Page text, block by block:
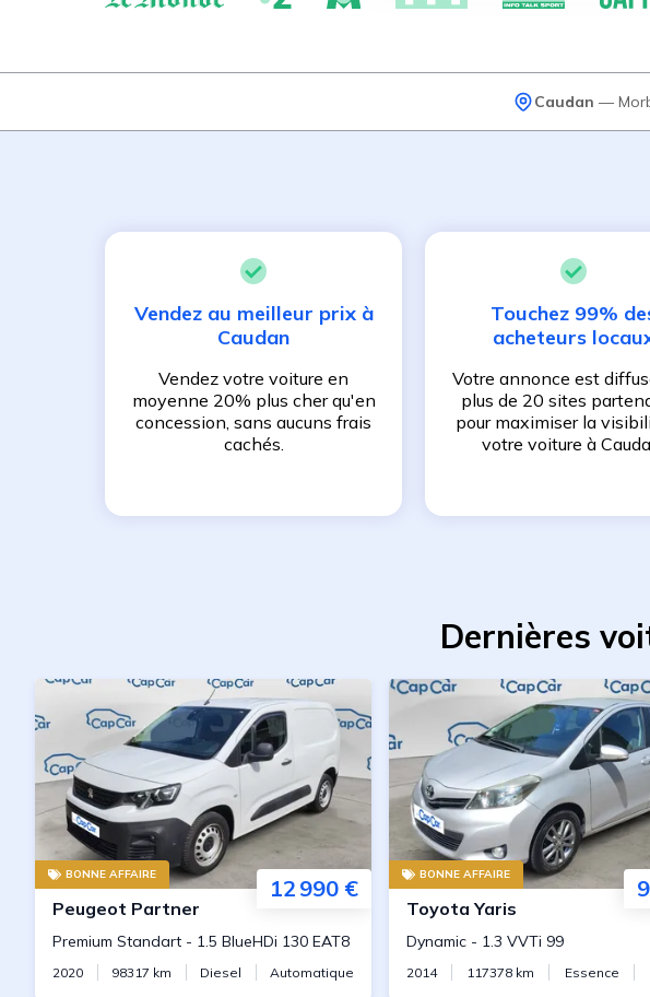
Caudan —
Vendez au meilleur prix à
Caudan
Vendez votre voiture en
moyenne 20% plus cher qu'en
concession, sans aucuns frais
cachés.
Touchez 99%
acheteurs
Votre annonce est
plus de 20 sites
pour maximiser la
votre voiture à
Dernières
BONNE AFFAIRE
12 990 €
Peugeot Partner
Premium Standart - 1.5 BlueHDi 130 EAT8
2020 98317 km Diesel Automatique
BONNE AFFAIRE
Toyota Yaris
Dynamic - 1.3 VVTi 99
2014 117378 km Essence